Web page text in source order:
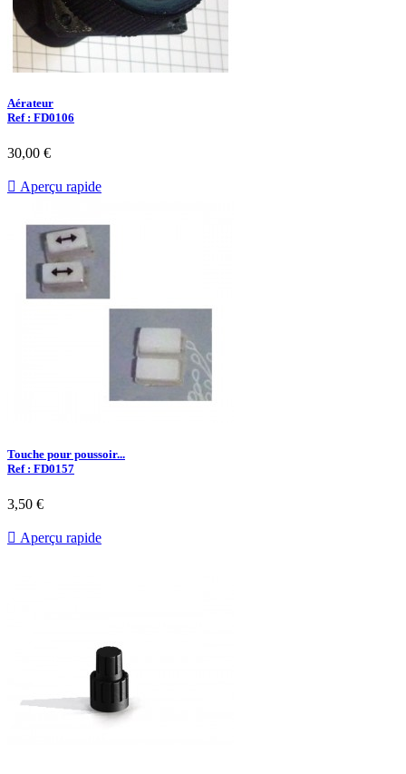
Aérateur
Ref : FD0106
30,00 €
 Aperçu rapide
Touche pour poussoir...
Ref : FD0157
3,50 €
 Aperçu rapide